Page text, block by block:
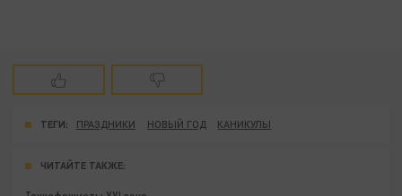
ТЕГИ: ПРАЗДНИКИ НОВЫЙ ГОД КАНИКУЛЫ
ЧИТАЙТЕ ТАКЖЕ: